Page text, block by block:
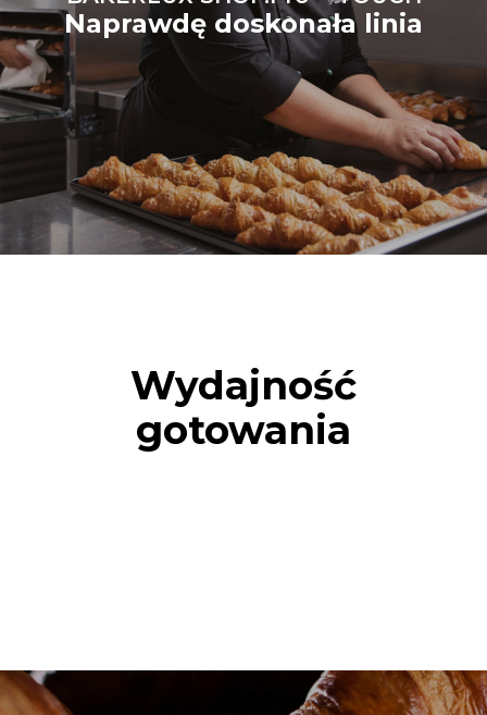
Naprawdę doskonała linia
Wydajność
gotowania